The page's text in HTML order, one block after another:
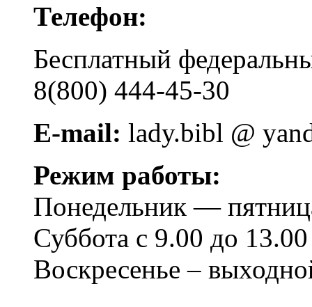
Телефон:
Бесплатный
8(800) 444-45-30
E-mail: lady.bibl @
Режим работы:
Понедельник —
Суббота с 9.00 до 13.00
Воскресенье –